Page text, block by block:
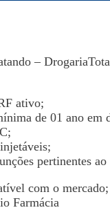
–
ativo;
de 01 ano em
pertinentes ao
com o mercado;
Farmácia